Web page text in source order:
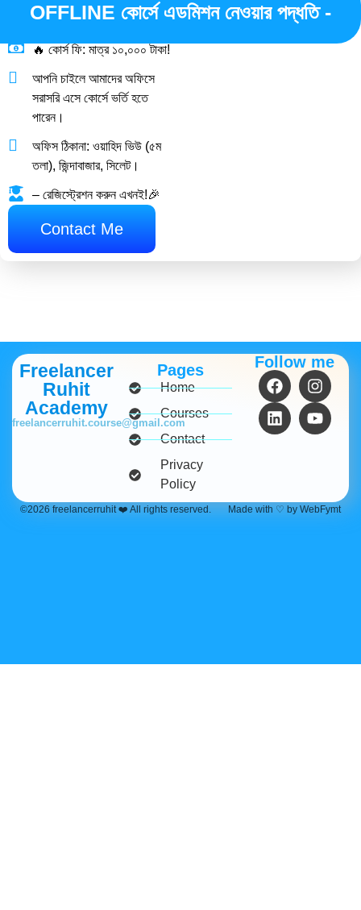
OFFLINE কোর্সে এডমিশন নেওয়ার পদ্ধতি -
🔥 কোর্স ফি: মাত্র ১০,০০০ টাকা!
আপনি চাইলে আমাদের অফিসে
সরাসরি এসে কোর্সে ভর্তি হতে
পারেন।
অফিস ঠিকানা: ওয়াহিদ ভিউ (৫ম
তলা), জিন্দাবাজার, সিলেট।
– রেজিস্ট্রেশন করুন এখনই!🎉
Contact Me
Freelancer
Ruhit
Academy
freelancerruhit.course@gmail.com
Pages
Home
Courses
Contact
Privacy
Policy
Follow me
©2026 freelancerruhit ❤️ All rights reserved. Made with ♡ by WebFymt